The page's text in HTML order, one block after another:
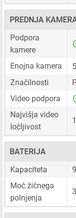
PREDNJA
Podpora
kamere
Enojna kamera
Značilnosti
Video podpora
Najvišja video
ločljivost
BATERIJA
Kapaciteta
Moč žičnega
polnjenja